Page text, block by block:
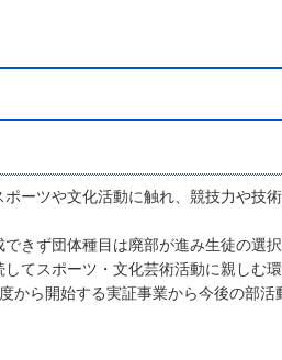
ーツや文化活動に触れ、競技力や技
ず団体種目は廃部が進み生徒の選択
てスポーツ・文化芸術活動に親しむ
から開始する実証事業から今後の部